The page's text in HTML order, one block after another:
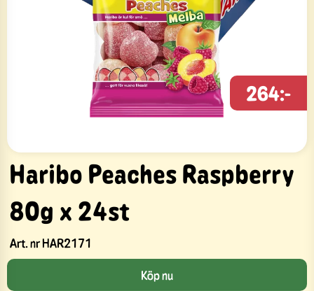
Haribo Peaches Raspberry
80g x 24st
Art. nrHAR2171
264:-
Köp nu